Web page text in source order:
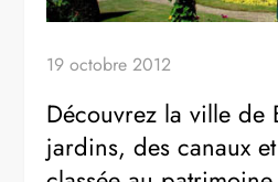
19 octobre 2012
Découvrez la ville de
jardins, des canaux